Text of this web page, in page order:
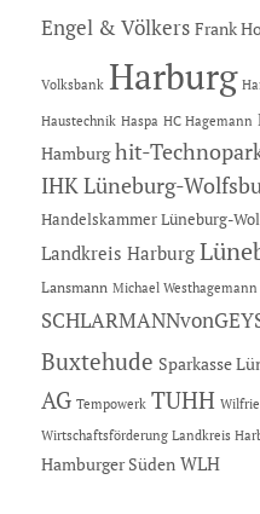
Engel & Völkers Frank
Volksbank Harburg
Haustechnik Haspa HC Hagemann
Hamburg hit-
IHK Lüneburg-
Handelskammer Lüneburg-
Landkreis Harburg
Lansmann Michael Westhagemann
Buxtehude Sparkasse
AG Tempowerk TUHH
Wirtschaftsförderung Landkreis
Hamburger Süden WLH